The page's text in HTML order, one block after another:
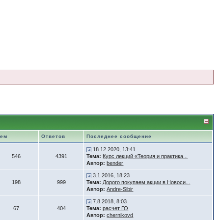
Ответов Последнее сообщение
546 4391
18.12.2020, 13:41
Тема: Курс лекций «Теория и практика...
Автор: bender
198 999
3.1.2016, 18:23
Тема: Дорого покупаем акции в Новоси...
Автор: Andre-Sibir
67 404
7.8.2018, 8:03
Тема: расчет ГО
Автор: chernikovd